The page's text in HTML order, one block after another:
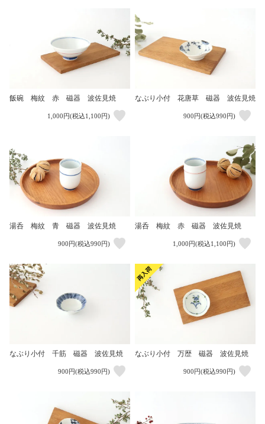
飯碗 梅紋 赤 磁器 波佐見焼
1,000円(税込1,100円)
なぶり小付 花唐草 磁器 波佐見焼
900円(税込990円)
湯呑 梅紋 青 磁器 波佐見焼
900円(税込990円)
湯呑 梅紋 赤 磁器 波佐見焼
1,000円(税込1,100円)
なぶり小付 千筋 磁器 波佐見焼
900円(税込990円)
なぶり小付 万歴 磁器 波佐見焼
900円(税込990円)